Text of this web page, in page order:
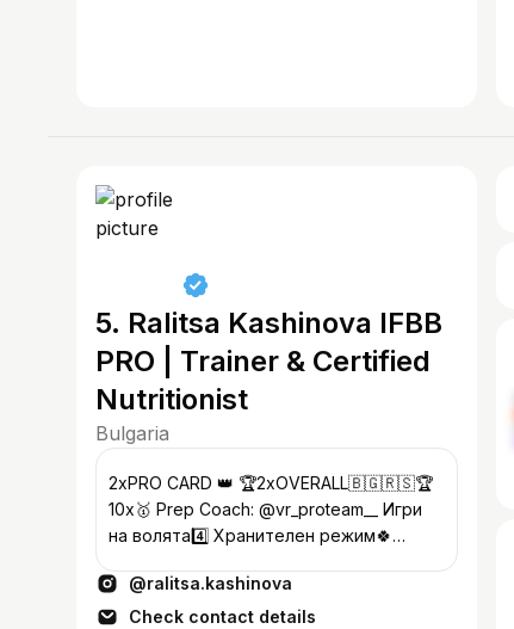
5. Ralitsa Kashinova IFBB
PRO | Trainer & Certified
Nutritionist
Bulgaria
2xPRO CARD 👑 🏆2xOVERALL🇧🇬🇷🇸🏆
10x🥇 Prep Coach: @vr_proteam__ Игри
на волята4️⃣ Хранителен режим🍀
Certified Coach
@ralitsa.kashinova
Check contact details